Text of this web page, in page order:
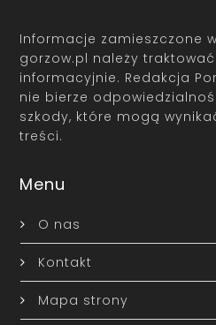
Informacje zamieszczone
gorzow.pl należy
informacyjnie. Redakcja
nie bierze
szkody, które mogą
treści.
Menu
O nas
Kontakt
Mapa strony